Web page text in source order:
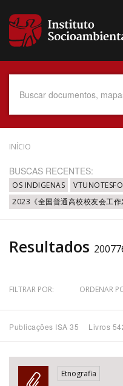
para
conteúdo
Data do Documento
Até
Tema
Subtema
INÍCIO
BUSCAS RECENTES:
OS INDIGENAS
2023《全国普通高校校友会工
Resultados
FILTRAR POR: ORDENAR
Publicações ISA 35 Livros
Etnografia